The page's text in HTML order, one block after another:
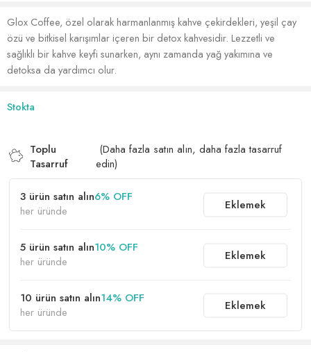
aldı var
Glox Coffee, özel olarak harmanlanmış kahve çekirdekleri, yeşil çay
özü ve bitkisel karışımlar içeren bir detox kahvesidir. Lezzetli ve
sağlıklı bir kahve keyfi sunarken, aynı zamanda yağ yakımına ve
detoksa da yardımcı olur.
Stokta
Toplu
Tasarruf
(Daha fazla satın alın, daha fazla tasarruf
edin)
3 ürün satın alın6% OFF
her üründe
Eklemek
5 ürün satın alın10% OFF
her üründe
Eklemek
10 ürün satın alın14% OFF
her üründe
Eklemek